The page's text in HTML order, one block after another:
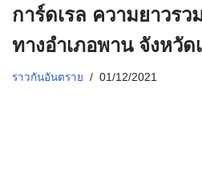
การ์ดเรล ความยาวรว
ทางอำเภอพาน จังหวัด
ราวกันอันตราย 01/12/2021